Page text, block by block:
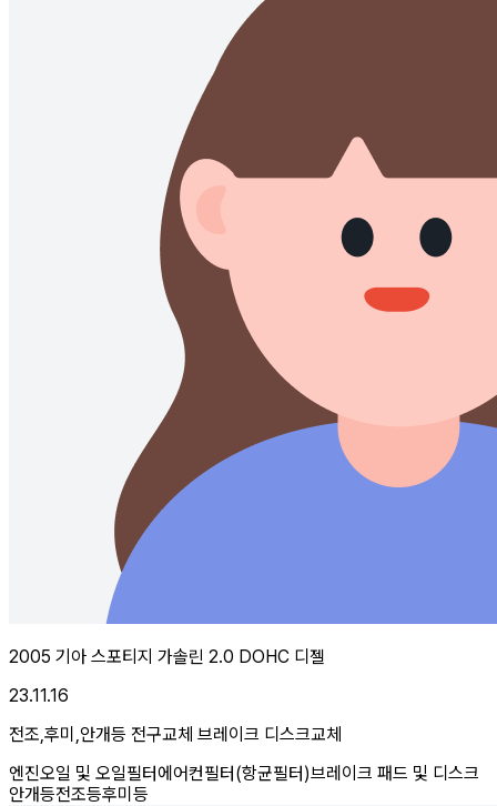
2005 기아 스포티지 가솔린 2.0 DOHC 디젤
23.11.16
전조,후미,안개등 전구교체 브레이크 디스크교체
엔진오일 및 오일필터에어컨필터(항균필터)브레이크 패드 및 디스크
안개등전조등후미등